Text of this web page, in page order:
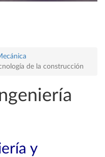
de la construcción
y